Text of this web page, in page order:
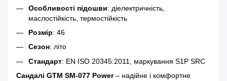
Особливості підошви: діелектричність,
маслостійкість, термостійкість
Розмір: 46
Сезон: літо
Стандарт: EN ISO 20345:2011, маркування S1P SRC
Сандалі GTM SM-077 Power– надійне і комфортне